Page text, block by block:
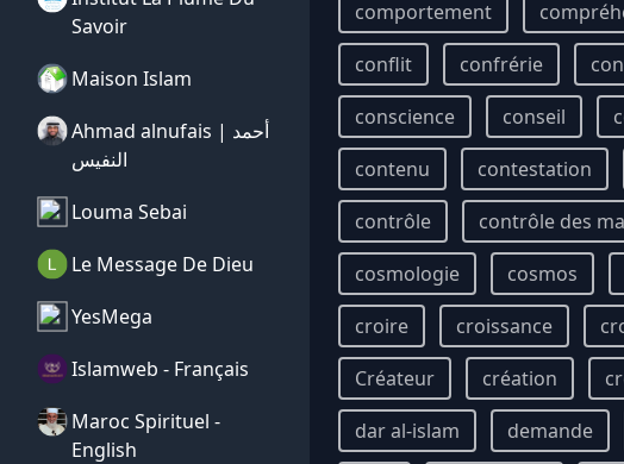
Savoir
Maison Islam
Ahmad alnufais | أحمد
النفيس
Louma Sebai
Le Message De Dieu
YesMega
Islamweb - Français
Maroc Spirituel -
English
comportement
conflit
confrérie
conscience
conseil
contenu
contestation
contrôle
contrôle des
cosmologie
cosmos
croire
croissance
Créateur
création
dar al-islam
demande